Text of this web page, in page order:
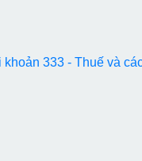
333 - Thuế và